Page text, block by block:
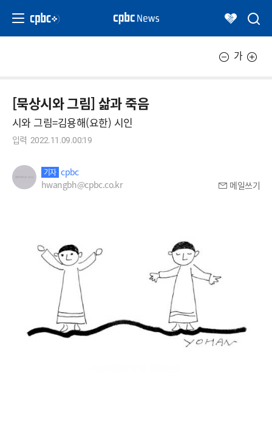
가
[묵상시와 그림] 삶과 죽음
시와 그림=김용해(요한) 시인
입력 2022.11.09.00:19
기자 cpbc
hwangbh@cpbc.co.kr
메일쓰기